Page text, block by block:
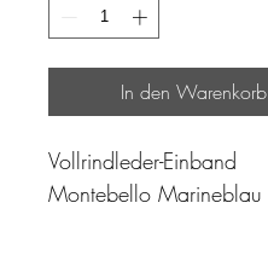
In den Warenkorb
Vollrindleder-Einband
Montebello Marineblau